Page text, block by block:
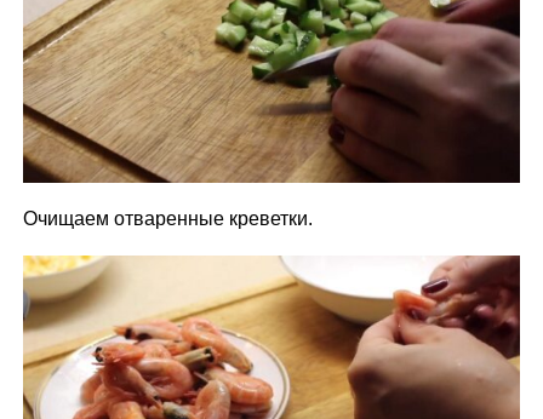
Очищаем отваренные креветки.